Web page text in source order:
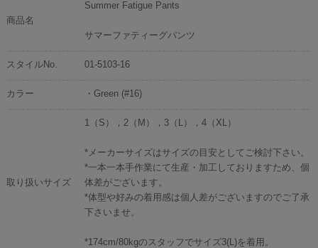
商品名
Summer Fatigue Pants
サマーファティーグパンツ
スタイルNo. 01-5103-16
カラー ・Green (#16)
取り扱いサイズ
1（S），2（M），3（L），4（XL）
*メーカーサイズはサイズの目安としてご検討下さい。
*一本一本手作業にて生産・加工しておりますため、個
体差がございます。
*体型や好みの着用感は個人差がございますのでご了承
下さいませ。
*174cm/80kgのスタッフでサイズ3(L)を着用。